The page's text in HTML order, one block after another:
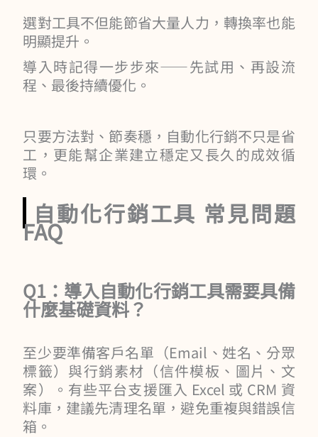
選對工具不但能節省大量人力，轉換率也能
明顯提升。
導入時記得一步步來——先試用、再設流
程、最後持續優化。
只要方法對、節奏穩，自動化行銷不只是省
工，更能幫企業建立穩定又長久的成效循
環。
自動化行銷工具 常見問題
FAQ
Q1：導入自動化行銷工具需要具備
什麼基礎資料？
至少要準備客戶名單（Email、姓名、分眾
標籤）與行銷素材（信件模板、圖片、文
案）。有些平台支援匯入 Excel 或 CRM 資
料庫，建議先清理名單，避免重複與錯誤信
箱。